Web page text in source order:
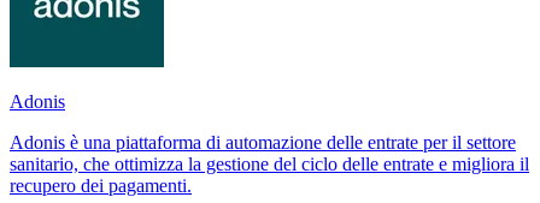
Adonis
Adonis è una piattaforma di automazione delle entrate per il settore
sanitario, che ottimizza la gestione del ciclo delle entrate e migliora il
recupero dei pagamenti.